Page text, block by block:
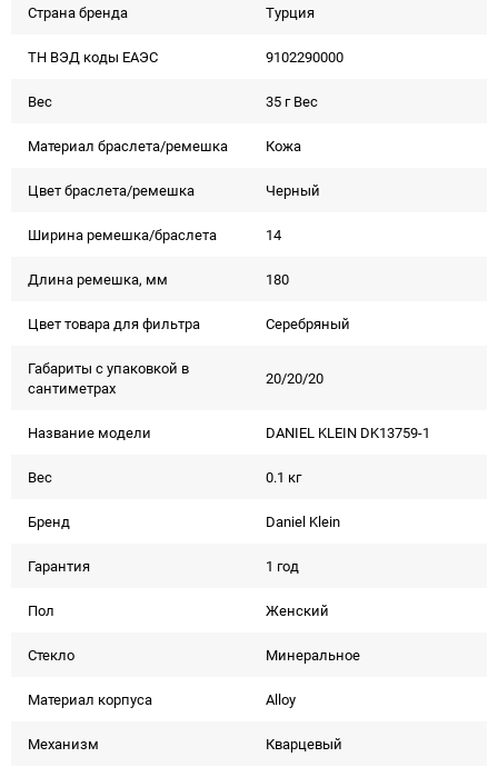
Страна бренда Турция
ТН ВЭД коды ЕАЭС 9102290000
Вес 35 г Вес
Материал браслета/ремешка Кожа
Цвет браслета/ремешка Черный
Ширина ремешка/браслета 14
Длина ремешка, мм 180
Цвет товара для фильтра Серебряный
Габариты с упаковкой в
сантиметрах
20/20/20
Название модели DANIEL KLEIN DK13759-1
Вес 0.1 кг
Бренд Daniel Klein
Гарантия 1 год
Пол Женский
Стекло Минеральное
Материал корпуса Alloy
Механизм Кварцевый